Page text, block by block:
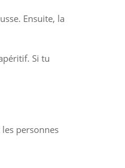
Ensuite, la
Si tu
personnes